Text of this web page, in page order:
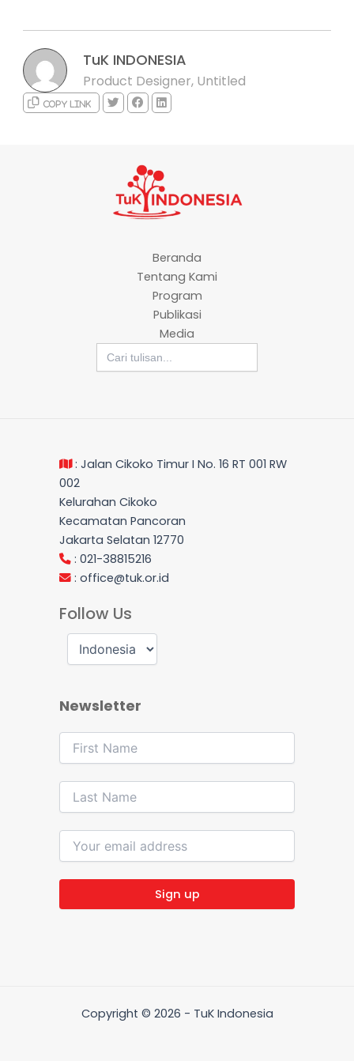
TuK INDONESIA
Product Designer, Untitled
Copy link
Beranda
Tentang Kami
Program
Publikasi
Media
Search
for:
: Jalan Cikoko Timur I No. 16 RT 001 RW
002
Kelurahan Cikoko
Kecamatan Pancoran
Jakarta Selatan 12770
: 021-38815216
: office@tuk.or.id
Follow Us
Newsletter
Copyright © 2026 - TuK Indonesia